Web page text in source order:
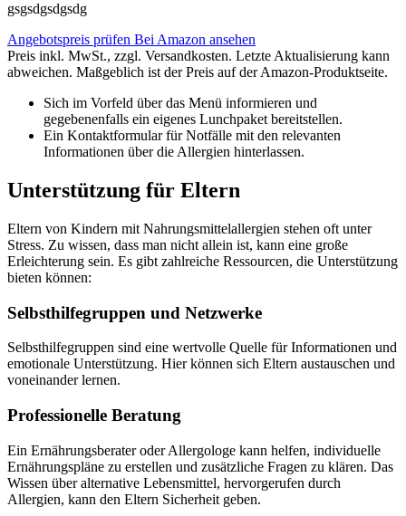
gsgsdgsdgsdg
Angebotspreis prüfen Bei Amazon ansehen
Preis inkl. MwSt., zzgl. Versandkosten. Letzte Aktualisierung kann
abweichen. Maßgeblich ist der Preis auf der Amazon-Produktseite.
Sich im Vorfeld über das Menü informieren und
gegebenenfalls ein eigenes Lunchpaket bereitstellen.
Ein Kontaktformular für Notfälle mit den relevanten
Informationen über die Allergien hinterlassen.
Unterstützung für Eltern
Eltern von Kindern mit Nahrungsmittelallergien stehen oft unter
Stress. Zu wissen, dass man nicht allein ist, kann eine große
Erleichterung sein. Es gibt zahlreiche Ressourcen, die Unterstützung
bieten können:
Selbsthilfegruppen und Netzwerke
Selbsthilfegruppen sind eine wertvolle Quelle für Informationen und
emotionale Unterstützung. Hier können sich Eltern austauschen und
voneinander lernen.
Professionelle Beratung
Ein Ernährungsberater oder Allergologe kann helfen, individuelle
Ernährungspläne zu erstellen und zusätzliche Fragen zu klären. Das
Wissen über alternative Lebensmittel, hervorgerufen durch
Allergien, kann den Eltern Sicherheit geben.